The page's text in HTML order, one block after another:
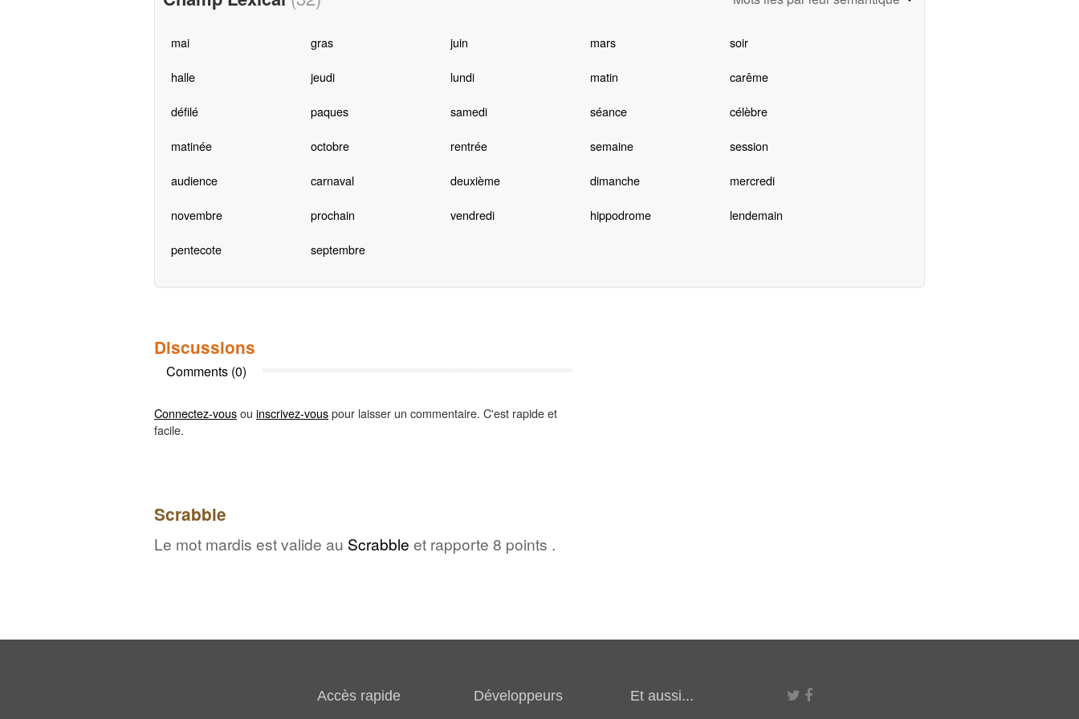
mai gras juin mars soir
halle jeudi lundi matin carême
défilé paques samedi séance célèbre
matinée octobre rentrée semaine session
audience carnaval deuxième dimanche mercredi
novembre prochain vendredi hippodrome lendemain
pentecote septembre
Discussions
Comments (0)
Connectez-vousou inscrivez-vouspour laisser un commentaire. C'est rapide et
facile.
Scrabble
Le mot mardis est valide au Scrabble et rapporte 8 points .
Accès rapide Développeurs Et aussi...